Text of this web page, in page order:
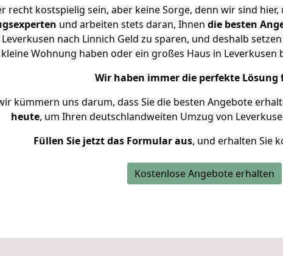
recht kostspielig sein, aber keine Sorge, denn wir sind hier,
und arbeiten stets daran, Ihnen die besten
nach Linnich Geld zu sparen, und deshalb
Wohnung haben oder ein großes Haus in
Wir haben immer die perfekte Lösung
kümmern uns darum, dass Sie die besten Angebote
heute, um Ihren deutschlandweiten Umzug von
Füllen Sie jetzt das Formular aus, und erhalten Sie
Kostenlose Angebote erhalten